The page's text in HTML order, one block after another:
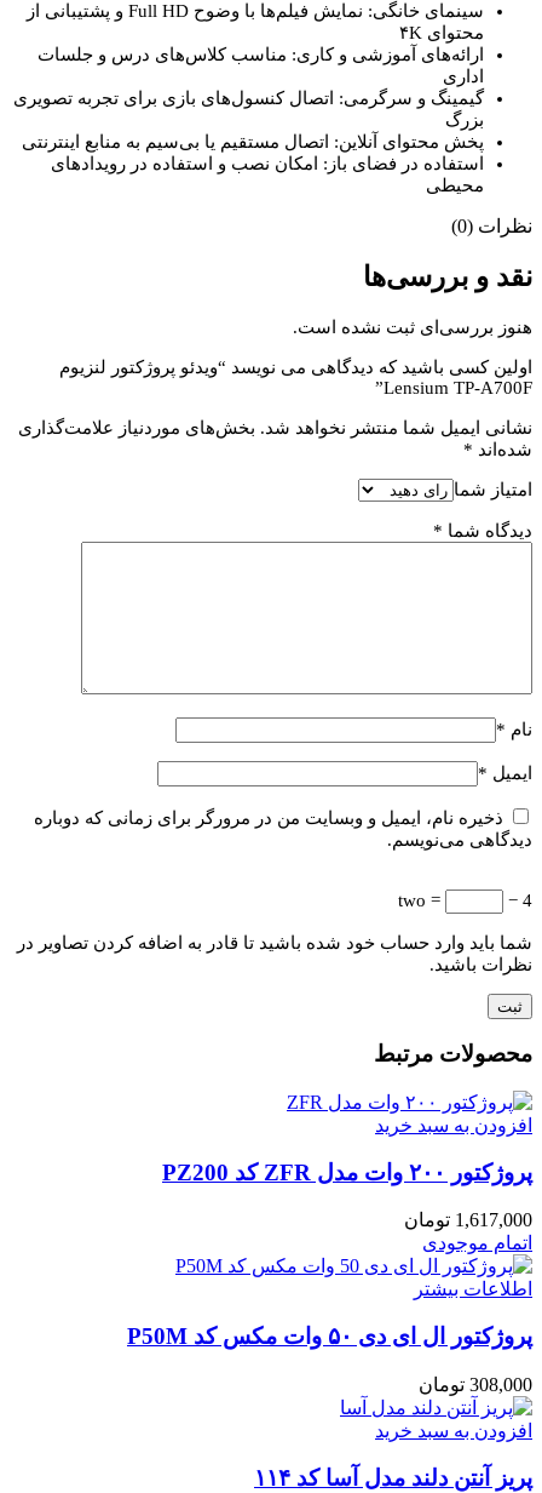
سینمای خانگی: نمایش فیلم‌ها با وضوح Full HD و پشتیبانی از
محتوای ۴K
ارائه‌های آموزشی و کاری: مناسب کلاس‌های درس و جلسات
اداری
گیمینگ و سرگرمی: اتصال کنسول‌های بازی برای تجربه تصویری
بزرگ
پخش محتوای آنلاین: اتصال مستقیم یا بی‌سیم به منابع اینترنتی
استفاده در فضای باز: امکان نصب و استفاده در رویدادهای
محیطی
نظرات (0)
نقد و بررسی‌ها
هنوز بررسی‌ای ثبت نشده است.
اولین کسی باشید که دیدگاهی می نویسد “ویدئو پروژکتور لنزیوم
Lensium TP-A700F”
نشانی ایمیل شما منتشر نخواهد شد. بخش‌های موردنیاز علامت‌گذاری
شده‌اند *
امتیاز شما
دیدگاه شما *
نام *
ایمیل *
ذخیره نام، ایمیل و وبسایت من در مرورگر برای زمانی که دوباره
دیدگاهی می‌نویسم.
4 −
= two
شما باید وارد حساب خود شده باشید تا قادر به اضافه کردن تصاویر در
نظرات باشید.
محصولات مرتبط
افزودن به سبد خرید
پروژکتور ۲۰۰ وات مدل ZFR کد PZ200
1,617,000 تومان
اتمام موجودی
اطلاعات بیشتر
پروژکتور ال ای دی ۵۰ وات مکس کد P50M
308,000 تومان
افزودن به سبد خرید
پریز آنتن دلند مدل آسا کد ۱۱۴